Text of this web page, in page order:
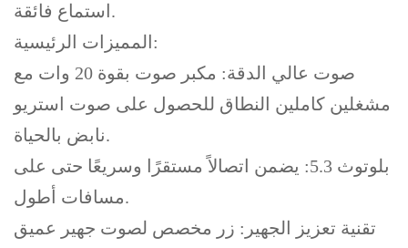
استماع فائقة.
المميزات الرئيسية:
صوت عالي الدقة: مكبر صوت بقوة 20 وات مع
مشغلين كاملين النطاق للحصول على صوت استريو
نابض بالحياة.
بلوتوث 5.3: يضمن اتصالاً مستقرًا وسريعًا حتى على
مسافات أطول.
تقنية تعزيز الجهير: زر مخصص لصوت جهير عميق